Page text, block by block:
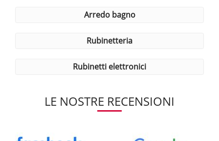
arredo bagno
rubinetteria
rubinetti elettronici
LE NOSTRE RECENSIONI